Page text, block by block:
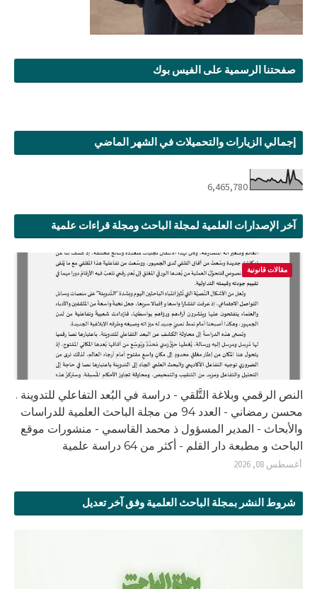
صفحتنا الرسمية على الفيس بوك
إجمالي الزيارات والتحميلات في الشهر الماضي
6,465,780
آخر الإصدارات العلمية لمجلة الباحث ومجلة قراءات علمية
مقالات قانونية
النص الرقمي وبلاغة التَّلقي - دراسة في البُعد التفاعلي للتدوينة .
محسن رمضاني - العدد 94 من مجلة الباحث العلمية للدراسات
والأبحاث - المدير المسؤول ذ محمد القاسمي - منشورات موقع
الباحث و مطبعة دار القلم - أكثر من 64 دراسة علمية
أغسطس 08, 2026
شروط النشر بمجلة الباحث العلمية وفق آخر تعديل